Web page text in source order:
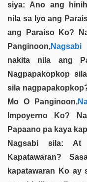
siya: Ano ang
nila sa Iyo ang
ang Paraiso Ko?
Panginoon,Nagsabi
nakita nila ang
Nagpapakopkop
sila
Mo O Panginoon,
Impoyerno Ko?
Papaano pa kaya
Nagsabi sila:
Kapatawaran?
kapatawaran Ko ay